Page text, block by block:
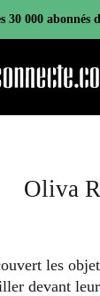
30 000 abonnés
Oliva
les
devant